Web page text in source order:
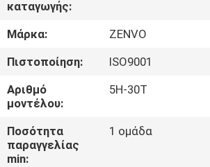
ΓΎΡΟΣ
ΕΡΓΟΣΤΑΣΊΩΝ
ΠΟΙΟΤΙΚΌΣ
ΈΛΕΓΧΟΣ
καταγωγής:
Μάρκα:
ZENVO
Πιστοποίηση:
ISO9001
Αριθμό
μοντέλου:
5H-30T
Ποσότητα
παραγγελίας
min:
1 ομάδα